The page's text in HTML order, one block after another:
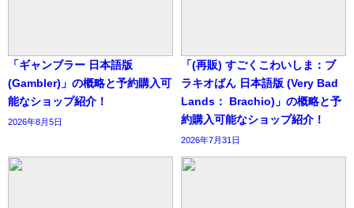
「ギャンブラー 日本語版
(Gambler)」の概略と予約購入可
能なショップ紹介！
2026年8月5日
「(再販) すごくこわいしま：ブ
ラキオばん 日本語版 (Very Bad
Lands： Brachio)」の概略と予
約購入可能なショップ紹介！
2026年7月31日